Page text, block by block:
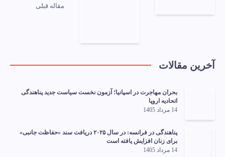
مقاله قبلی
آخرین مقالات
بحران مهاجرت در اسپانیا؛ آزمون نخست سیاست جدید پناهندگی
اتحادیه اروپا
14 مرداد 1405
پناهندگی در فرانسه: در سال ۲۰۲۵ دریافت سند «حفاظت جانبی»
برای زنان افزایش یافته است
14 مرداد 1405